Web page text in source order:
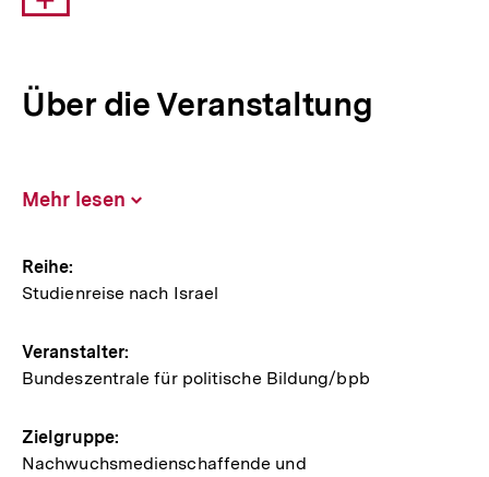
Link:
Über die Veranstaltung
Mehr lesen
Hinweise
zur
Veranstaltung
Reihe:
Studienreise nach Israel
Veranstalter:
Bundeszentrale für politische Bildung/bpb
Zielgruppe:
Nachwuchsmedienschaffende und